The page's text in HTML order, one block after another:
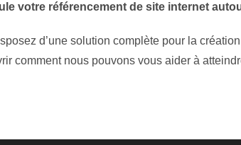
votre référencement de site internet
d’une solution complète pour la
comment nous pouvons vous aider à